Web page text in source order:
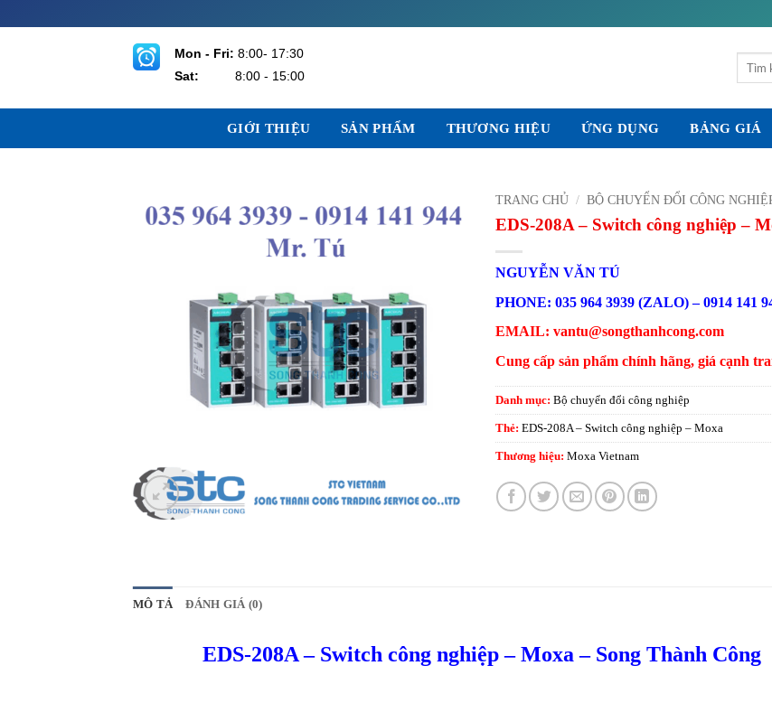
qua
Mon - Fri: 8:00- 17:30
Sat:
8:00 - 15:00
Tìm
GIỚI THIỆU SẢN PHẨM THƯƠNG HIỆU ỨNG DỤNG BẢNG GIÁ
TRANG CHỦ / BỘ CHUYỂN ĐỔI CÔNG
EDS-208A – Switch công nghiệp –
NGUYỄN VĂN TÚ
PHONE: 035 964 3939 (ZALO) – 0914 141
EMAIL: vantu@songthanhcong.com
Cung cấp sản phẩm chính hãng, giá cạnh
Danh mục: Bộ chuyển đổi công nghiệp
Thẻ: EDS-208A – Switch công nghiệp – Moxa
Thương hiệu: Moxa Vietnam
MÔ TẢ ĐÁNH GIÁ (0)
EDS-208A – Switch công nghiệp – Moxa – Song Thành Công